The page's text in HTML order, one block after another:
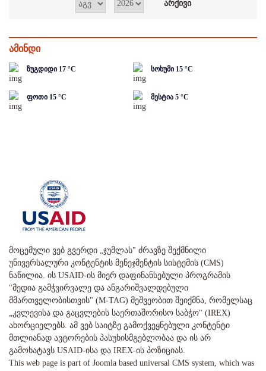
ამინდი
ზუგდიდი 17 °C სოხუმი 15 °C
ფოთი 15 °C მესტია 5 °C
მოცემული ვებ გვერდი „ჯუმლას" ძრავზე შექმნილი
უნივერსალური კონტენტის მენეჯმენტის სისტემის (CMS)
ნაწილია. ის USAID-ის მიერ დაფინანსებული პროგრამის
"მედია გამჭვირვალე და ანგარიშვალდებული
მმართველობისთვის" (M-TAG) მეშვეობით შეიქმნა, რომელსაც
„კვლევისა და გაცვლების საერთაშორისო საბჭო" (IREX)
ახორციელებს. ამ ვებ საიტზე გამოქვეყნებული კონტენტი
მთლიანად ავტორების პასუხისმგებლობაა და ის არ
გამოხატავს USAID-ისა და IREX-ის პოზიციას.
This web page is part of Joomla based universal CMS system, which was